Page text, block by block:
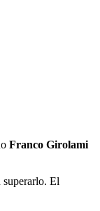
Franco Girolami
El